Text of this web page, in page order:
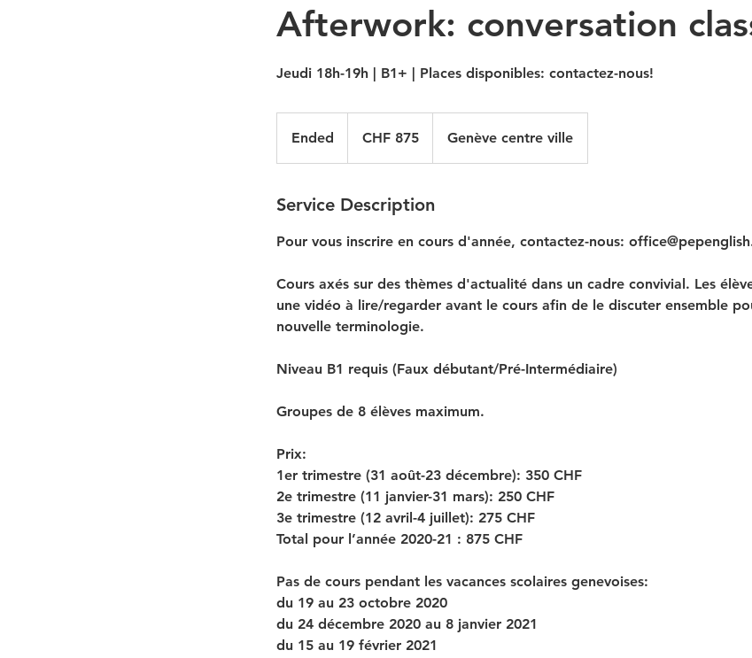
Afterwork: conversation
Jeudi 18h-19h | B1+ | Places disponibles: contactez-nous!
Ended
n
e
francsCHF 875 Genève centre ville
Service Description
Pour vous inscrire en cours d'année, contactez-nous:
Cours axés sur des thèmes d'actualité dans un cadre convivial. Les
une vidéo à lire/regarder avant le cours afin de le discuter ensemble
nouvelle terminologie.
Niveau B1 requis (Faux débutant/Pré-Intermédiaire)
Groupes de 8 élèves maximum.
Prix:
1er trimestre (31 août-23 décembre): 350 CHF
2e trimestre (11 janvier-31 mars): 250 CHF
3e trimestre (12 avril-4 juillet): 275 CHF
Total pour l’année 2020-21 : 875 CHF
Pas de cours pendant les vacances scolaires genevoises:
du 19 au 23 octobre 2020
du 24 décembre 2020 au 8 janvier 2021
du 15 au 19 février 2021